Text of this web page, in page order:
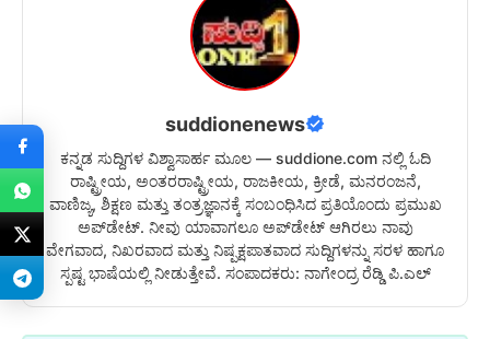
suddionenews
ಕನ್ನಡ ಸುದ್ದಿಗಳ ವಿಶ್ವಾಸಾರ್ಹ ಮೂಲ — suddione.com ನಲ್ಲಿ ಓದಿ
ರಾಷ್ಟ್ರೀಯ, ಅಂತರರಾಷ್ಟ್ರೀಯ, ರಾಜಕೀಯ, ಕ್ರೀಡೆ, ಮನರಂಜನೆ,
ವಾಣಿಜ್ಯ, ಶಿಕ್ಷಣ ಮತ್ತು ತಂತ್ರಜ್ಞಾನಕ್ಕೆ ಸಂಬಂಧಿಸಿದ ಪ್ರತಿಯೊಂದು ಪ್ರಮುಖ
ಅಪ್‌ಡೇಟ್. ನೀವು ಯಾವಾಗಲೂ ಅಪ್‌ಡೇಟ್ ಆಗಿರಲು ನಾವು
ವೇಗವಾದ, ನಿಖರವಾದ ಮತ್ತು ನಿಷ್ಪಕ್ಷಪಾತವಾದ ಸುದ್ದಿಗಳನ್ನು ಸರಳ ಹಾಗೂ
ಸ್ಪಷ್ಟ ಭಾಷೆಯಲ್ಲಿ ನೀಡುತ್ತೇವೆ. ಸಂಪಾದಕರು: ನಾಗೇಂದ್ರ ರೆಡ್ಡಿ ಪಿ.ಎಲ್